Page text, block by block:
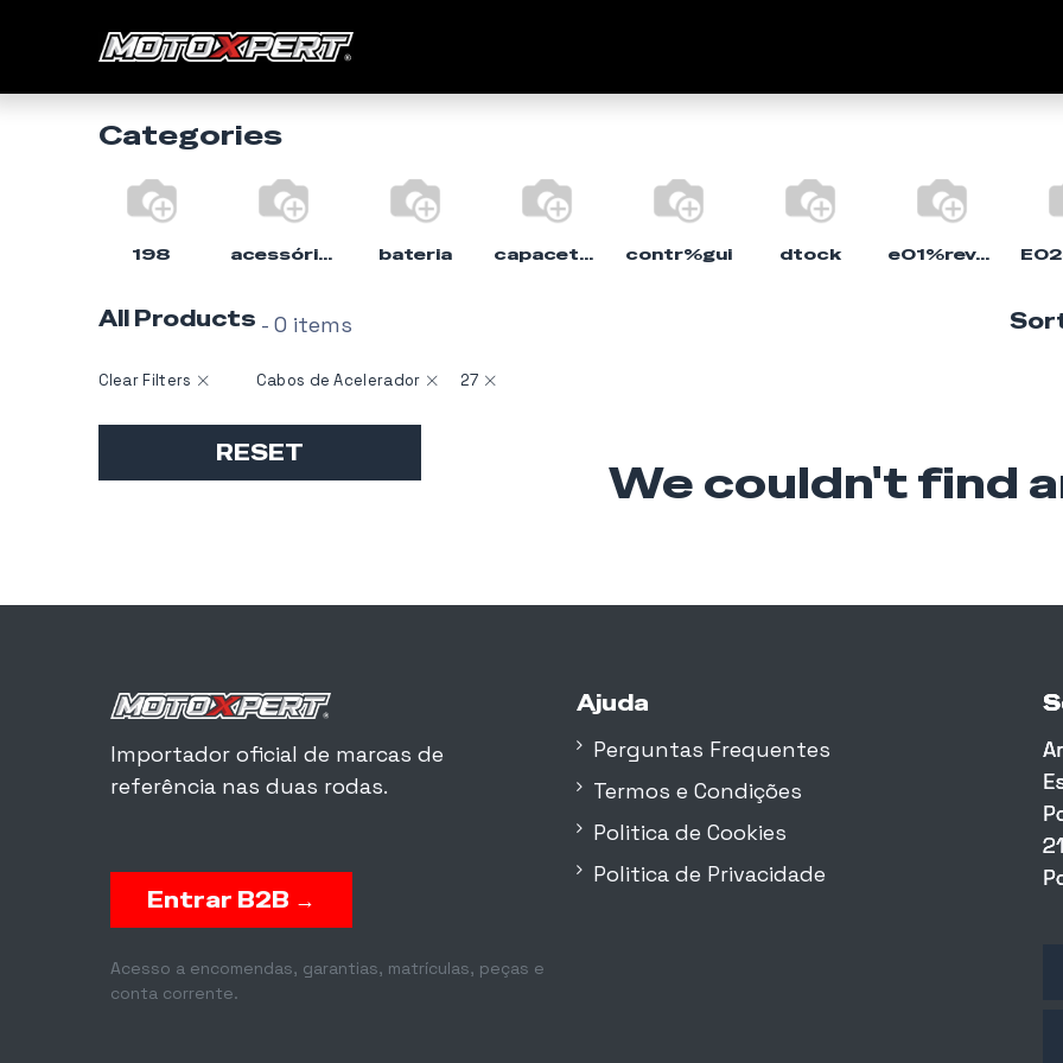
Categories
198 acessórios bateria capacete%moto contr%gui dtock e01%revolver
All Products - 0 items
Clear Filters Cabos de Acelerador 27
RESET
We couldn't find
Importador oficial de marcas de
referência nas duas rodas.
Entrar B2B →
Acesso a encomendas, garantias, matrículas, peças e
conta corrente.
Ajuda
Perguntas Frequentes
Termos e Condições
Politica de Cookies
Politica de Privacidade